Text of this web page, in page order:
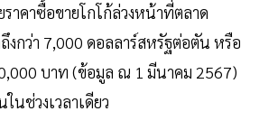
ราคาซื้อขายโกโก้ล่วงหน้าที่ตลาด
งกว่า 7,000 ดอลลาร์สหรัฐต่อตัน หรือ
บาท (ข้อมูล ณ 1 มีนาคม 2567)
นช่วงเวลาเดียว